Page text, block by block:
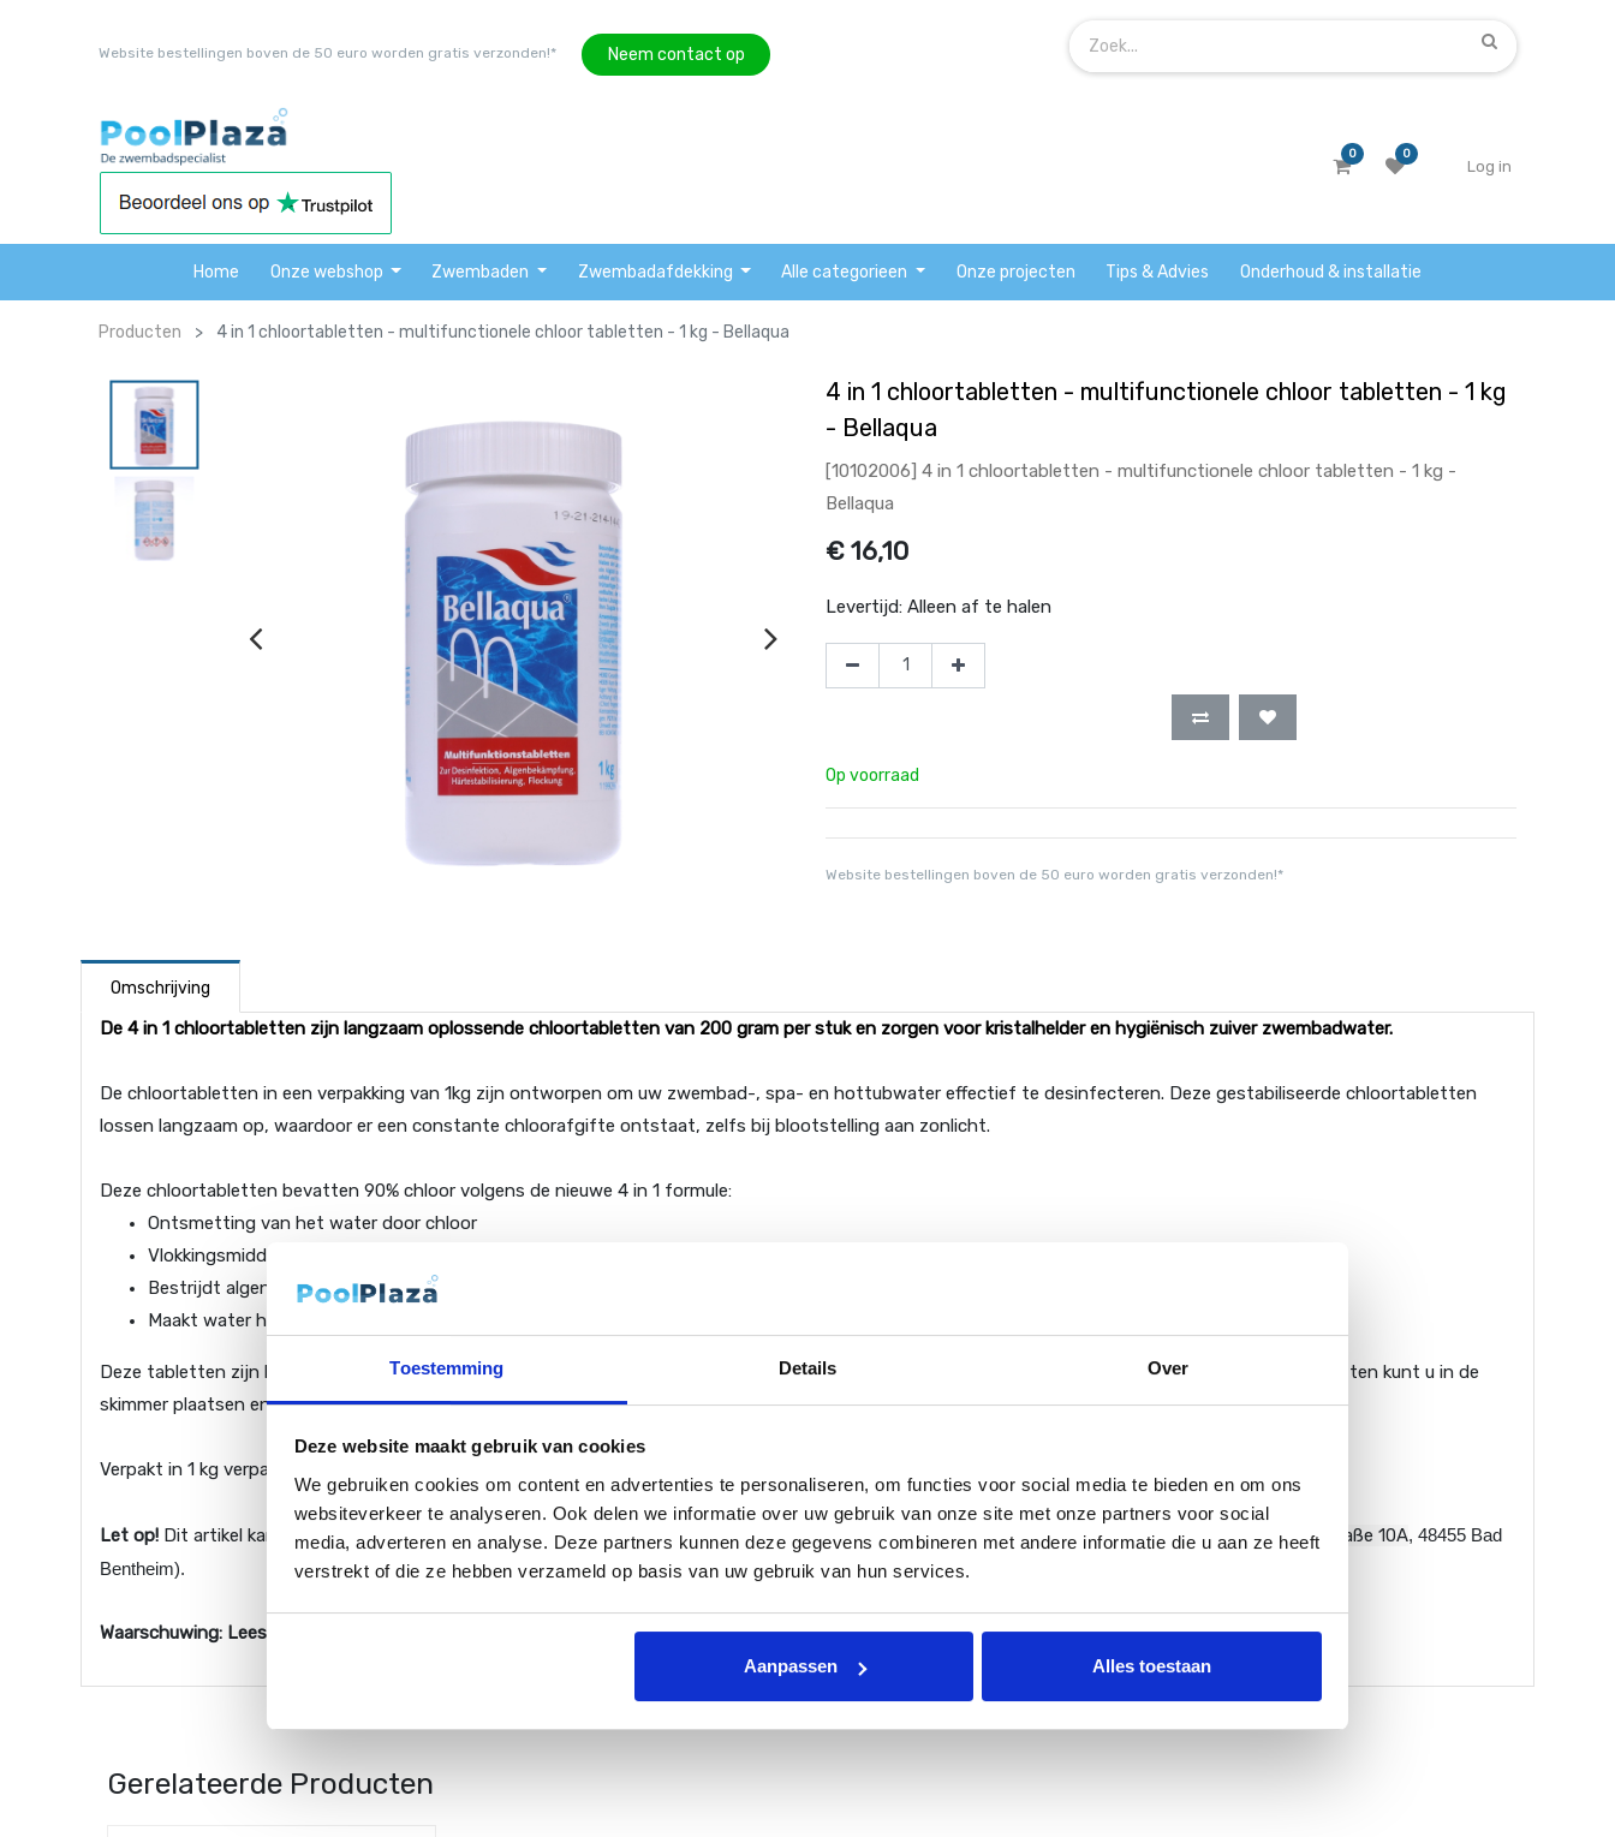
Toestemming Details Over
Deze website maakt gebruik van cookies
We gebruiken cookies om content en advertenties te personaliseren, om functies voor social media te bieden en om ons
websiteverkeer te analyseren. Ook delen we informatie over uw gebruik van onze site met onze partners voor social
media, adverteren en analyse. Deze partners kunnen deze gegevens combineren met andere informatie die u aan ze heeft
verstrekt of die ze hebben verzameld op basis van uw gebruik van hun services.
Aanpassen Alles toestaan
Website bestellingen boven de 50 euro worden gratis verzonden!* Neem contact op
0 0
Log in
Home Onze webshop Zwembaden Zwembadafdekking Alle categorieen Onze projecten Tips & Advies Onderhoud & installatie
Producten 4 in 1 chloortabletten - multifunctionele chloor tabletten - 1 kg - Bellaqua
4 in 1 chloortabletten - multifunctionele chloor tabletten - 1 kg
- Bellaqua
[10102006] 4 in 1 chloortabletten - multifunctionele chloor tabletten - 1 kg -
Bellaqua
€ 16,10
Levertijd: Alleen af te halen
Op voorraad
Website bestellingen boven de 50 euro worden gratis verzonden!*
Omschrijving
De 4 in 1 chloortabletten zijn langzaam oplossende chloortabletten van 200 gram per stuk en zorgen voor kristalhelder en hygiënisch zuiver zwembadwater.
De chloortabletten in een verpakking van 1kg zijn ontworpen om uw zwembad-, spa- en hottubwater effectief te desinfecteren. Deze gestabiliseerde chloortabletten
lossen langzaam op, waardoor er een constante chloorafgifte ontstaat, zelfs bij blootstelling aan zonlicht.
Deze chloortabletten bevatten 90% chloor volgens de nieuwe 4 in 1 formule:
Ontsmetting van het water door chloor
Vlokkingsmiddel
Bestrijdt algen
Maakt water helder
Deze tabletten zijn langzaam oplossend en zorgen voor een constante toevoeging van chloor aan uw water in het zwembad, spa of jacuzzi. De tabletten kunt u in de
skimmer plaatsen en voegen ca. 1 week chloor toe.
Verpakt in 1 kg verpakking (5 stuks).
Let op! Dit artikel kan niet besteld en/of verzonden worden i.v.m. Nederlandse wetgeving! Afhalen is mogelijk in ons magazijn in Gildehaus (Tallinner straße 10A, 48455 Bad
Bentheim).
Waarschuwing: Lees altijd eerst de veiligheidsaanwijzingen op de verpakking!
Gerelateerde Producten